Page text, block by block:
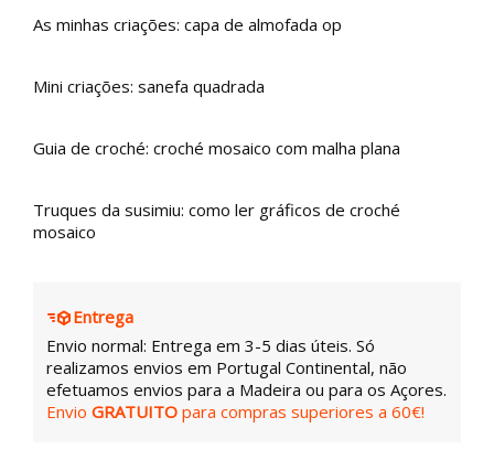
As minhas criações: capa de almofada op
Mini criações: sanefa quadrada
Guia de croché: croché mosaico com malha plana
Truques da susimiu: como ler gráficos de croché
mosaico
Entrega
Envio normal: Entrega em 3-5 dias úteis. Só
realizamos envios em Portugal Continental, não
efetuamos envios para a Madeira ou para os Açores.
Envio GRATUITO para compras superiores a 60€!